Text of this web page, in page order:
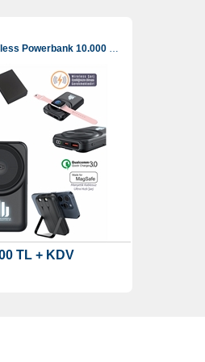
3İn1 Magsafe Wireless Powerbank 10.000 Mah
TL + KDV